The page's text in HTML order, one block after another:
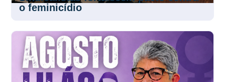
o feminicídio